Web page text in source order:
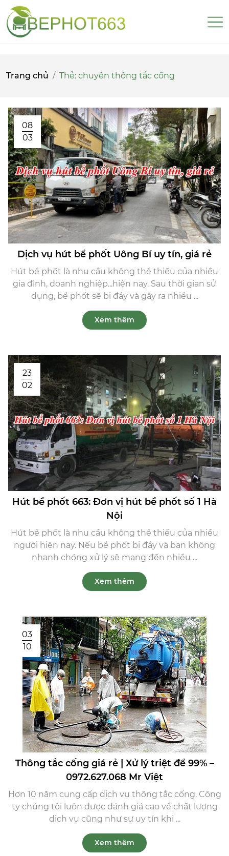
Trang chủ Thẻ: chuyên thông tắc cống
08
03
Dịch vụ hút bể phốt Uông Bí uy tín, giá rẻ
Hút bể phốt là nhu cầu không thể thiếu của nhiều
gia đình, doanh nghiệp...hiện nay. Sau thời gian sử
dụng, bể phốt sẽ bị đầy và gây ra nhiều ...
Xem thêm
23
02
Hút bể phốt 663: Đơn vị hút bể phốt số 1 Hà
Nội
Hút bể phốt là nhu cầu không thể thiếu của nhiều
người hiện nay. Nếu bể phốt bị đầy và bạn không
nhanh chóng xử lý sẽ mang đến nhiều ...
Xem thêm
03
10
Thông tắc cống giá rẻ | Xử lý triệt để 99% –
0972.627.068 Mr Việt
Hơn 10 năm cung cấp dịch vụ thông tắc cống. Công
ty chúng tôi luôn được đánh giá cao về chất lượng
dịch vụ cũng như sự uy tín khi ...
Xem thêm